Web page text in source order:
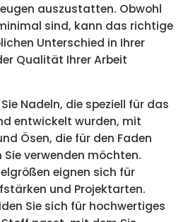
auszustatten. Obwohl
sind, kann das richtige
Unterschied in Ihrer
Qualität Ihrer Arbeit
Nadeln, die speziell für das
entwickelt wurden, mit
Ösen, die für den Faden
verwenden möchten.
eignen sich für
und Projektarten.
Sie sich für hochwertiges